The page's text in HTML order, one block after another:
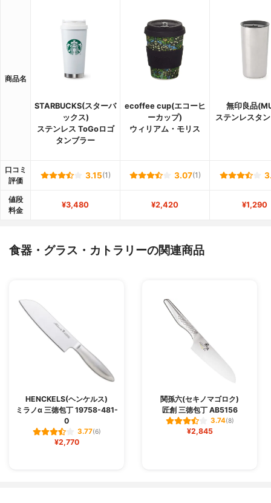
商品名
STARBUCKS(スターバ
ックス)
ステンレス ToGoロゴ
タンブラー
ecoffee cup(エコーヒ
ーカップ)
ウィリアム・モリス
無印良品
ステンレスタ
口コミ
評価
3.15(1) 3.07(1)
値段
料金
¥3,480 ¥2,420 ¥1,290
食器・グラス・カトラリーの関連商品
HENCKELS(ヘンケルス)
ミラノα 三徳包丁 19758-481-
0
3.77(6)
¥2,770
関孫六(セキノマゴロク)
匠創 三徳包丁 AB5156
3.74(8)
¥2,845